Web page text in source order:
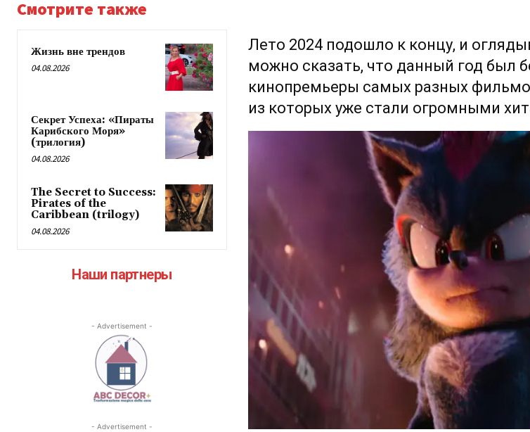
Смотрите также
Жизнь вне трендов
04.08.2026
Секрет Успеха: «Пираты
Карибского Моря»
(трилогия)
04.08.2026
The Secret to Success:
Pirates of the
Caribbean (trilogy)
04.08.2026
Наши партнеры
- Advertisement -
- Advertisement -
Лето 2024 подошло к концу, и
можно сказать, что данный год был
кинопремьеры самых разных
из которых уже стали огромными